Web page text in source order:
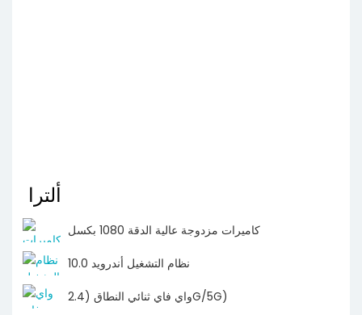
ألترا
كاميرات مزدوجة عالية الدقة 1080 بكسل
نظام التشغيل أندرويد 10.0
واي فاي ثنائي النطاق (2.4G/5G)